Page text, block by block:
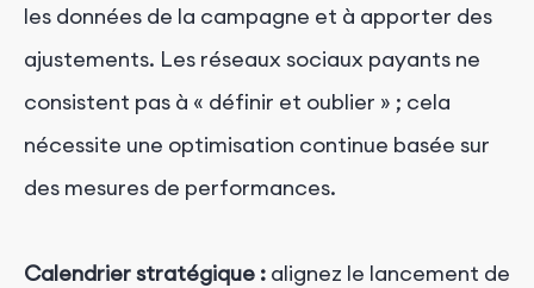
les données de la campagne et à apporter des
ajustements. Les réseaux sociaux payants ne
consistent pas à « définir et oublier » ; cela
nécessite une optimisation continue basée sur
des mesures de performances.
Calendrier stratégique : alignez le lancement de